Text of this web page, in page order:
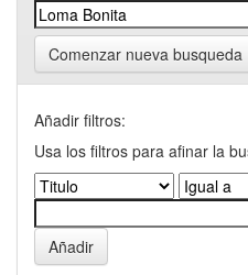
Comenzar nueva busqueda
Añadir filtros:
Usa los filtros para afinar la